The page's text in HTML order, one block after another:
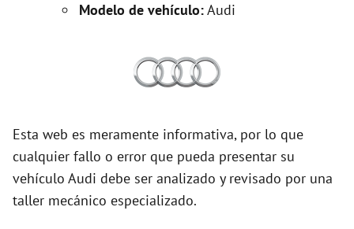
Modelo de vehículo:Audi
Esta web es meramente informativa, por lo que
cualquier fallo o error que pueda presentar su
vehículo Audi debe ser analizado y revisado por una
taller mecánico especializado.